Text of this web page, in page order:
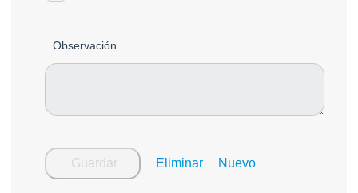
Observación
Guardar Eliminar Nuevo